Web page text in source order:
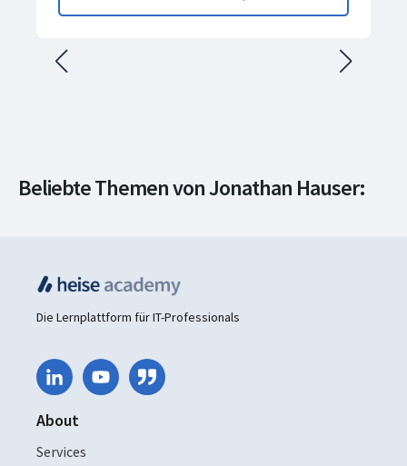
Beliebte Themen von Jonathan Hauser:
Softwareentwicklung Programmiersprachen
Die Lernplattform für IT-Professionals
About
Services